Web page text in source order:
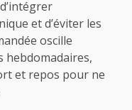
et d’éviter les
oscille
hebdomadaires,
et repos pour ne